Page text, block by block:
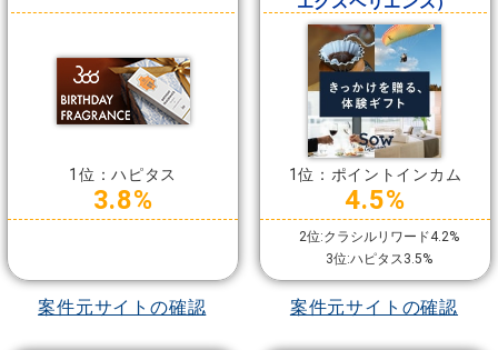
1位：ハピタス
3.8%
案件元サイトの確認
1位：ポイントインカム
4.5%
2位:クラシルリワード4.2%
3位:ハピタス3.5%
案件元サイトの確認